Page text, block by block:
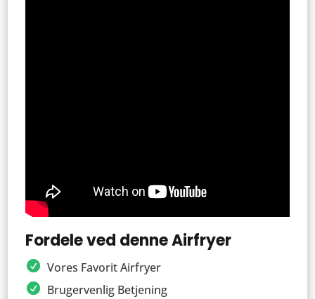
Fordele ved denne Airfryer
Vores Favorit Airfryer
Brugervenlig Betjening